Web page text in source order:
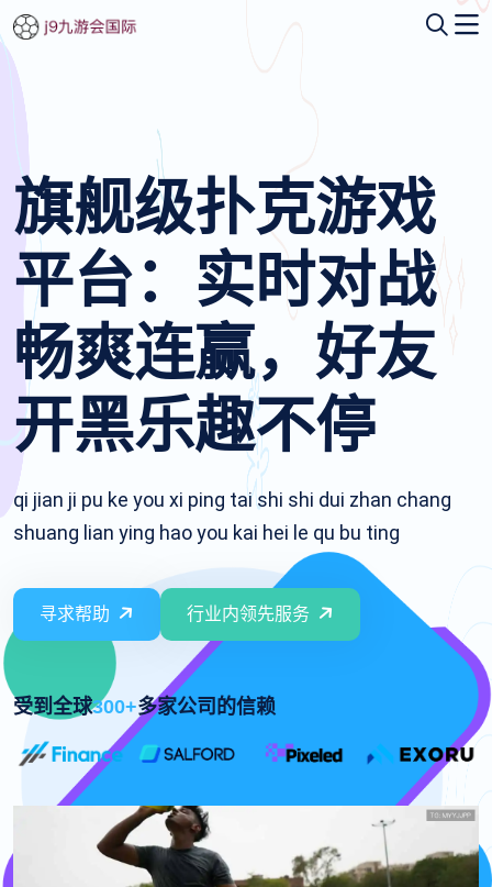
旗舰级扑克游戏
平台：实时对战
畅爽连赢，好友
开黑乐趣不停
qi jian ji pu ke you xi ping tai shi shi dui zhan chang
shuang lian ying hao you kai hei le qu bu ting
寻求帮助 行业内领先服务
受到全球300+多家公司的信赖